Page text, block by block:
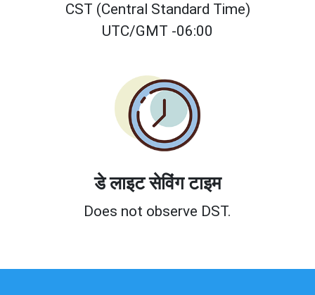
CST (Central Standard Time)
UTC/GMT -06:00
डे लाइट सेविंग टाइम
Does not observe DST.